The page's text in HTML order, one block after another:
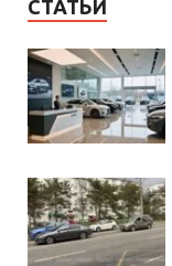
СТАТЬИ